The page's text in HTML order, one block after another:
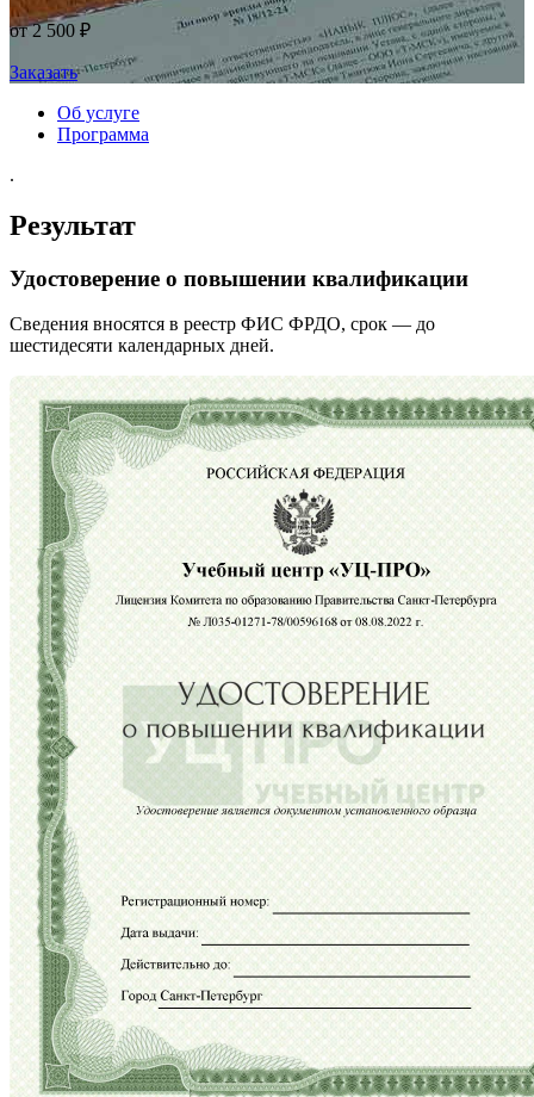
от 2 500 ₽
Заказать
Об услуге
Программа
.
Результат
Удостоверение о повышении квалификации
Сведения вносятся в реестр ФИС ФРДО, срок — до
шестидесяти календарных дней.